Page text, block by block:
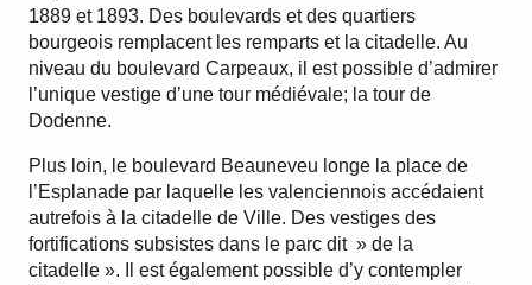
1889 et 1893. Des boulevards et des quartiers
bourgeois remplacent les remparts et la citadelle. Au
niveau du boulevard Carpeaux, il est possible d’admirer
l’unique vestige d’une tour médiévale; la tour de
Dodenne.
Plus loin, le boulevard Beauneveu longe la place de
l’Esplanade par laquelle les valenciennois accédaient
autrefois à la citadelle de Ville. Des vestiges des
fortifications subsistes dans le parc dit » de la
citadelle ». Il est également possible d’y contempler